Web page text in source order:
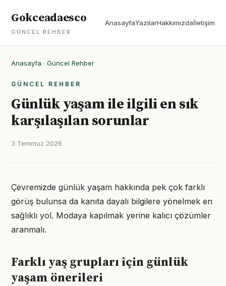
Gokceadaesco
GÜNCEL REHBER
AnasayfaYazılarHakkımızdaİletişim
Anasayfa · Güncel Rehber
GÜNCEL REHBER
Günlük yaşam ile ilgili en sık
karşılaşılan sorunlar
3 Temmuz 2026
Çevremizde günlük yaşam hakkında pek çok farklı
görüş bulunsa da kanıta dayalı bilgilere yönelmek en
sağlıklı yol. Modaya kapılmak yerine kalıcı çözümler
aranmalı.
Farklı yaş grupları için günlük
yaşam önerileri